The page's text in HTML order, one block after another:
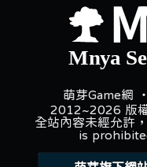
萌芽Game網
2012~2026 版
全站內容未經允許
is